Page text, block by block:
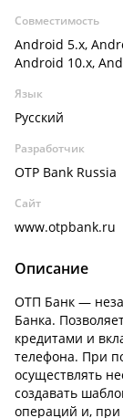
Совместимость
Android 5.x,
Android 10.x,
Язык
Русский
Разработчик
OTP Bank Russia
Сайт
www.otpbank.ru
Описание
ОТП Банк —
Банка.
кредитами и
телефона. При
осуществлять
создавать
операций и, при